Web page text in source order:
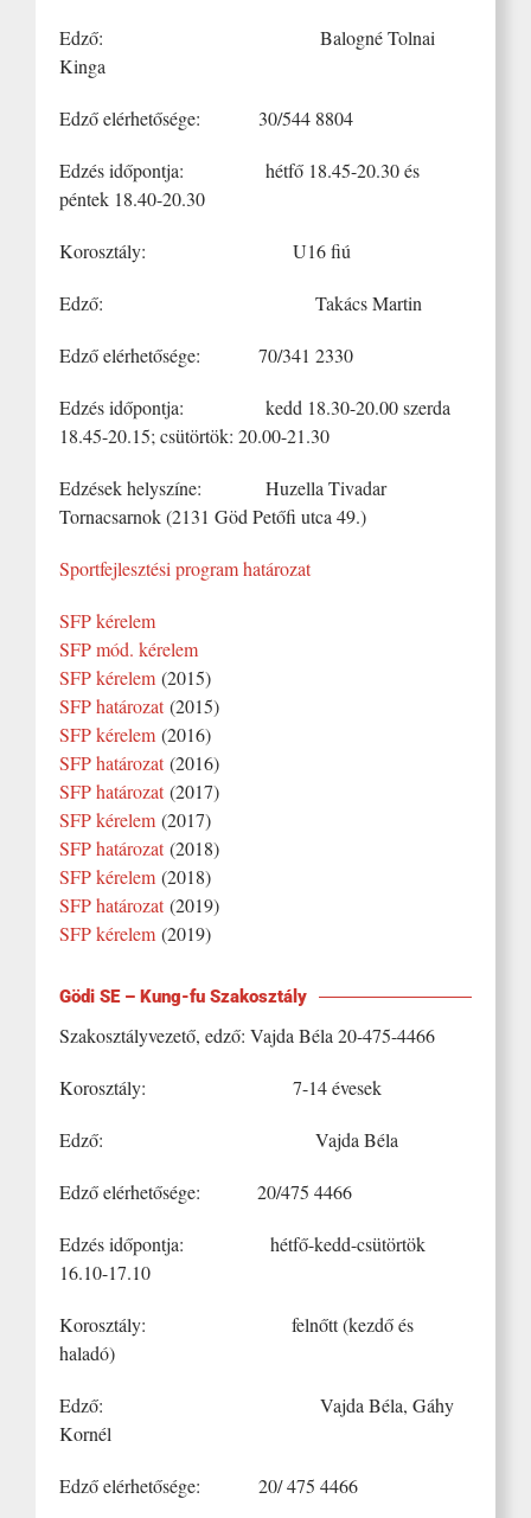
Edző: Balogné Tolnai
Kinga
Edző elérhetősége: 30/544 8804
Edzés időpontja: hétfő 18.45-20.30 és
péntek 18.40-20.30
Korosztály: U16 fiú
Edző: Takács Martin
Edző elérhetősége: 70/341 2330
Edzés időpontja: kedd 18.30-20.00 szerda
18.45-20.15; csütörtök: 20.00-21.30
Edzések helyszíne: Huzella Tivadar
Tornacsarnok (2131 Göd Petőfi utca 49.)
Sportfejlesztési program határozat
SFP kérelem
SFP mód. kérelem
SFP kérelem (2015)
SFP határozat(2015)
SFP kérelem (2016)
SFP határozat(2016)
SFP határozat(2017)
SFP kérelem (2017)
SFP határozat(2018)
SFP kérelem (2018)
SFP határozat(2019)
SFP kérelem (2019)
Gödi SE – Kung-fu Szakosztály
Szakosztályvezető, edző: Vajda Béla 20-475-4466
Korosztály: 7-14 évesek
Edző: Vajda Béla
Edző elérhetősége: 20/475 4466
Edzés időpontja: hétfő-kedd-csütörtök
16.10-17.10
Korosztály: felnőtt (kezdő és
haladó)
Edző: Vajda Béla, Gáhy
Kornél
Edző elérhetősége: 20/ 475 4466